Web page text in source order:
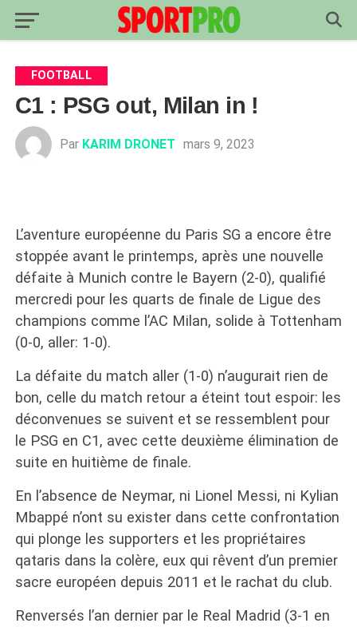
FOOTBALL
C1 : PSG out, Milan in !
Par KARIM DRONET mars 9, 2023
L’aventure européenne du Paris SG a encore être
stoppée avant le printemps, après une nouvelle
défaite à Munich contre le Bayern (2-0), qualifié
mercredi pour les quarts de finale de Ligue des
champions comme l’AC Milan, solide à Tottenham
(0-0, aller: 1-0).
La défaite du match aller (1-0) n’augurait rien de
bon, celle du match retour a éteint tout espoir: les
déconvenues se suivent et se ressemblent pour
le PSG en C1, avec cette deuxième élimination de
suite en huitième de finale.
En l’absence de Neymar, ni Lionel Messi, ni Kylian
Mbappé n’ont su exister dans cette confrontation
qui plonge les supporters et les propriétaires
qataris dans la colère, eux qui rêvent d’un premier
sacre européen depuis 2011 et le rachat du club.
Renversés l’an dernier par le Real Madrid (3-1 en